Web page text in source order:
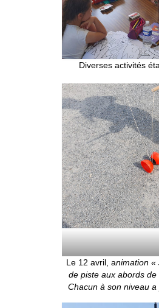
Diverses activités
Le 12 avril, animation «
de piste aux abords
Chacun à son niveau